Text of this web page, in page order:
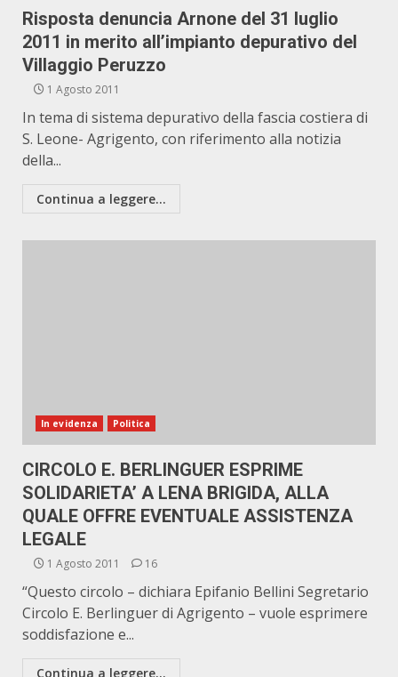
Risposta denuncia Arnone del 31 luglio
2011 in merito all’impianto depurativo del
Villaggio Peruzzo
1 Agosto 2011
In tema di sistema depurativo della fascia costiera di
S. Leone- Agrigento, con riferimento alla notizia
della...
Continua a leggere...
In evidenza Politica
CIRCOLO E. BERLINGUER ESPRIME
SOLIDARIETA’ A LENA BRIGIDA, ALLA
QUALE OFFRE EVENTUALE ASSISTENZA
LEGALE
1 Agosto 2011 16
“Questo circolo – dichiara Epifanio Bellini Segretario
Circolo E. Berlinguer di Agrigento – vuole esprimere
soddisfazione e...
Continua a leggere...